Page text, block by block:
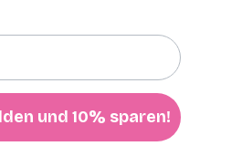
und 10% sparen!